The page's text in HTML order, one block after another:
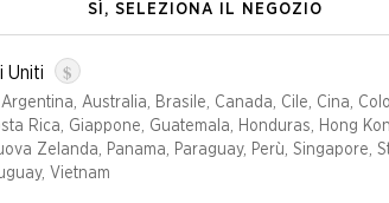
THE
Edizione
SÌ, SELEZIONA IL NEGOZIO
Uniti $
Argentina, Australia, Brasile, Canada, Cile, Cina,
Rica, Giappone, Guatemala, Honduras, Hong
Zelanda, Panama, Paraguay, Perù, Singapore,
Vietnam